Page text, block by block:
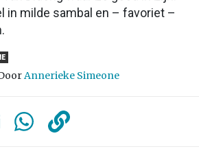
in milde sambal en – favoriet –
Annerieke Simeone